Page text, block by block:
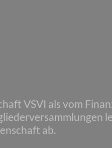
VSVI als vom
ab.